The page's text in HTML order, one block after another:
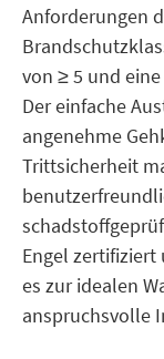
Anforderungen
von ≥ 5 und
Der einfache
angenehme
Trittsicherheit
Engel zertifiziert
es zur idealen
anspruchsvolle